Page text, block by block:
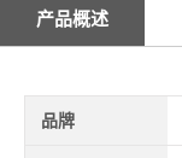
产品概述
品牌